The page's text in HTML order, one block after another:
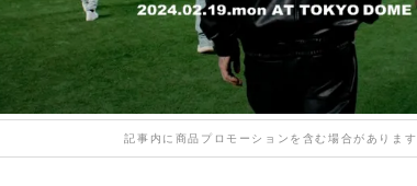
記事内に商品プロモーションを含む場合があります